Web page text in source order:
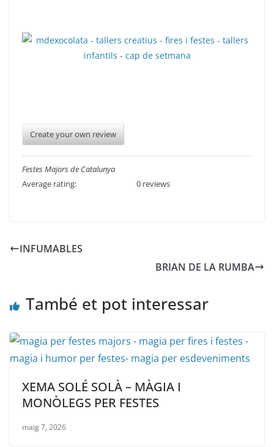
Create your own review
Festes Majors de Catalunya
Average rating:
0 reviews
INFUMABLES
BRIAN DE LA RUMBA
També et pot interessar
XEMA SOLÉ SOLÀ – MÀGIA I
MONÒLEGS PER FESTES
maig 7, 2026